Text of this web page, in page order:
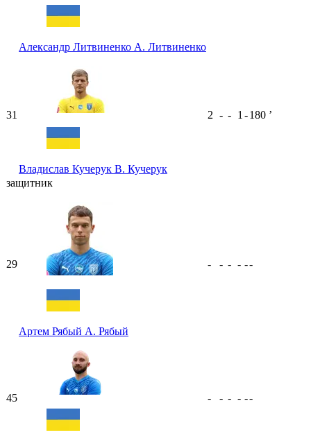
Александр Литвиненко А. Литвиненко
31
Владислав Кучерук В. Кучерук
2 - - 1 -180 ʼ
защитник
29
Артем Рябый А. Рябый
- - - - --
45 - - - - --